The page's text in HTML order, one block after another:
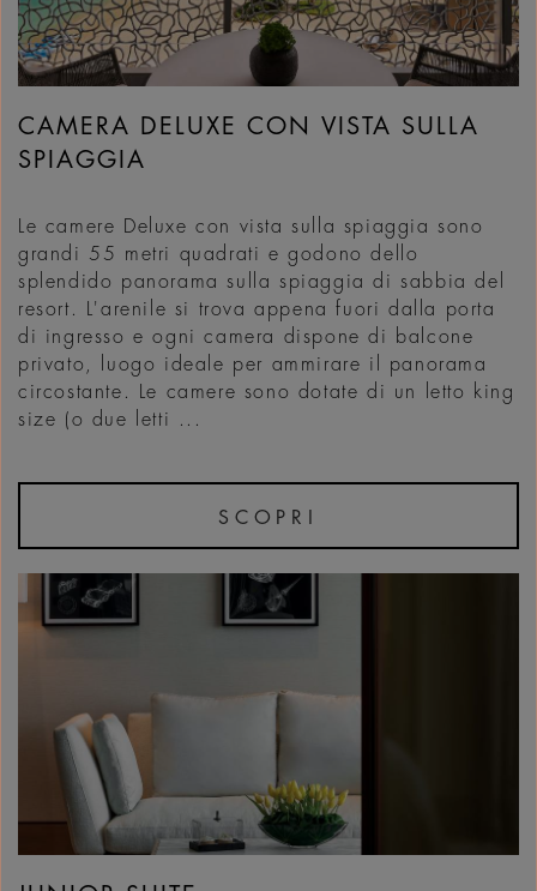
CAMERA DELUXE CON VISTA SULLA
SPIAGGIA
Le camere Deluxe con vista sulla spiaggia sono
grandi 55 metri quadrati e godono dello
splendido panorama sulla spiaggia di sabbia del
resort. L'arenile si trova appena fuori dalla porta
di ingresso e ogni camera dispone di balcone
privato, luogo ideale per ammirare il panorama
circostante. Le camere sono dotate di un letto king
size (o due letti ...
SCOPRI